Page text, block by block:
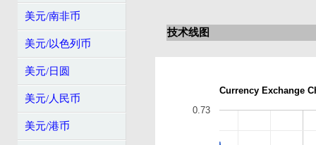
美元/南非币
美元/以色列币
美元/日圆
美元/人民币
美元/港币
技术线图
Currency Exchange
0.73